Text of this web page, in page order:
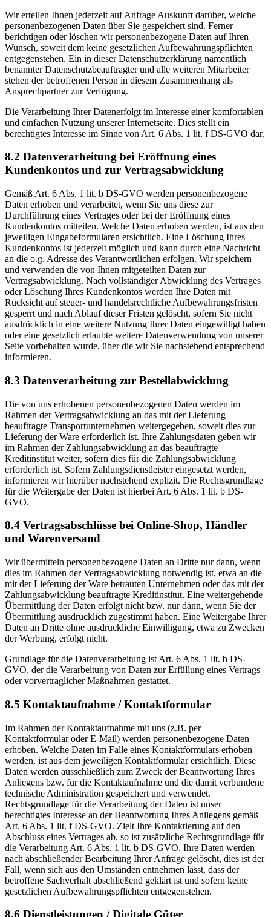
Wir erteilen Ihnen jederzeit auf Anfrage Auskunft darüber, welche
personenbezogenen Daten über Sie gespeichert sind. Ferner
berichtigen oder löschen wir personenbezogene Daten auf Ihren
Wunsch, soweit dem keine gesetzlichen Aufbewahrungspflichten
entgegenstehen. Ein in dieser Datenschutzerklärung namentlich
benannter Datenschutzbeauftragter und alle weiteren Mitarbeiter
stehen der betroffenen Person in diesem Zusammenhang als
Ansprechpartner zur Verfügung.
Die Verarbeitung Ihrer Datenerfolgt im Interesse einer komfortablen
und einfachen Nutzung unserer Internetseite. Dies stellt ein
berechtigtes Interesse im Sinne von Art. 6 Abs. 1 lit. f DS-GVO dar.
8.2 Datenverarbeitung bei Eröffnung eines
Kundenkontos und zur Vertragsabwicklung
Gemäß Art. 6 Abs. 1 lit. b DS-GVO werden personenbezogene
Daten erhoben und verarbeitet, wenn Sie uns diese zur
Durchführung eines Vertrages oder bei der Eröffnung eines
Kundenkontos mitteilen. Welche Daten erhoben werden, ist aus den
jeweiligen Eingabeformularen ersichtlich. Eine Löschung Ihres
Kundenkontos ist jederzeit möglich und kann durch eine Nachricht
an die o.g. Adresse des Verantwortlichen erfolgen. Wir speichern
und verwenden die von Ihnen mitgeteilten Daten zur
Vertragsabwicklung. Nach vollständiger Abwicklung des Vertrages
oder Löschung Ihres Kundenkontos werden Ihre Daten mit
Rücksicht auf steuer- und handelsrechtliche Aufbewahrungsfristen
gesperrt und nach Ablauf dieser Fristen gelöscht, sofern Sie nicht
ausdrücklich in eine weitere Nutzung Ihrer Daten eingewilligt haben
oder eine gesetzlich erlaubte weitere Datenverwendung von unserer
Seite vorbehalten wurde, über die wir Sie nachstehend entsprechend
informieren.
8.3 Datenverarbeitung zur Bestellabwicklung
Die von uns erhobenen personenbezogenen Daten werden im
Rahmen der Vertragsabwicklung an das mit der Lieferung
beauftragte Transportunternehmen weitergegeben, soweit dies zur
Lieferung der Ware erforderlich ist. Ihre Zahlungsdaten geben wir
im Rahmen der Zahlungsabwicklung an das beauftragte
Kreditinstitut weiter, sofern dies für die Zahlungsabwicklung
erforderlich ist. Sofern Zahlungsdienstleister eingesetzt werden,
informieren wir hierüber nachstehend explizit. Die Rechtsgrundlage
für die Weitergabe der Daten ist hierbei Art. 6 Abs. 1 lit. b DS-
GVO.
8.4 Vertragsabschlüsse bei Online-Shop, Händler
und Warenversand
Wir übermitteln personenbezogene Daten an Dritte nur dann, wenn
dies im Rahmen der Vertragsabwicklung notwendig ist, etwa an die
mit der Lieferung der Ware betrauten Unternehmen oder das mit der
Zahlungsabwicklung beauftragte Kreditinstitut. Eine weitergehende
Übermittlung der Daten erfolgt nicht bzw. nur dann, wenn Sie der
Übermittlung ausdrücklich zugestimmt haben. Eine Weitergabe Ihrer
Daten an Dritte ohne ausdrückliche Einwilligung, etwa zu Zwecken
der Werbung, erfolgt nicht.
Grundlage für die Datenverarbeitung ist Art. 6 Abs. 1 lit. b DS-
GVO, der die Verarbeitung von Daten zur Erfüllung eines Vertrags
oder vorvertraglicher Maßnahmen gestattet.
8.5 Kontaktaufnahme / Kontaktformular
Im Rahmen der Kontaktaufnahme mit uns (z.B. per
Kontaktformular oder E-Mail) werden personenbezogene Daten
erhoben. Welche Daten im Falle eines Kontaktformulars erhoben
werden, ist aus dem jeweiligen Kontaktformular ersichtlich. Diese
Daten werden ausschließlich zum Zweck der Beantwortung Ihres
Anliegens bzw. für die Kontaktaufnahme und die damit verbundene
technische Administration gespeichert und verwendet.
Rechtsgrundlage für die Verarbeitung der Daten ist unser
berechtigtes Interesse an der Beantwortung Ihres Anliegens gemäß
Art. 6 Abs. 1 lit. f DS-GVO. Zielt Ihre Kontaktierung auf den
Abschluss eines Vertrages ab, so ist zusätzliche Rechtsgrundlage für
die Verarbeitung Art. 6 Abs. 1 lit. b DS-GVO. Ihre Daten werden
nach abschließender Bearbeitung Ihrer Anfrage gelöscht, dies ist der
Fall, wenn sich aus den Umständen entnehmen lässt, dass der
betroffene Sachverhalt abschließend geklärt ist und sofern keine
gesetzlichen Aufbewahrungspflichten entgegenstehen.
8.6 Dienstleistungen / Digitale Güter